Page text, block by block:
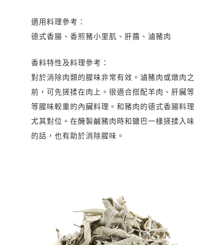
適用料理參考：
德式香腸、香煎豬小里肌、肝醬、滷豬肉
香料特性及料理參考：
對於消除肉類的腥味非常有效。滷豬肉或燉肉之
前，可先搓揉在肉上。很適合搭配羊肉、肝臟等
等腥味較重的內臟料理。和豬肉的德式香腸料理
尤其對位。在醃製鹹豬肉時和鹽巴一樣搓揉入味
的話，也有助於消除腥味。